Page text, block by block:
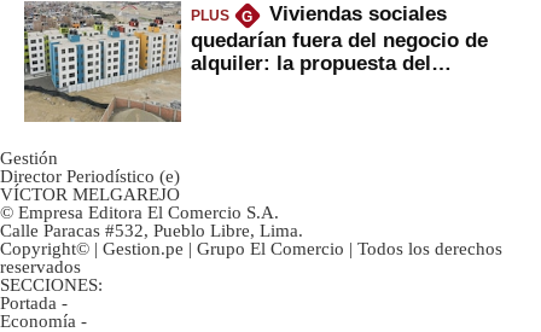
PLUS G
Viviendas sociales
quedarían fuera del negocio de
alquiler: la propuesta del
Gestión
Director Periodístico (e)
VÍCTOR MELGAREJO
© Empresa Editora El Comercio S.A.
Calle Paracas #532, Pueblo Libre, Lima.
Copyright© | Gestion.pe | Grupo El Comercio | Todos los derechos
reservados
SECCIONES:
Portada -
Economía -